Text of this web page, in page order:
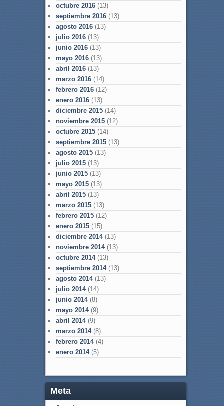
octubre 2016(13)
septiembre 2016(13)
agosto 2016(13)
julio 2016(13)
junio 2016(13)
mayo 2016(13)
abril 2016(13)
marzo 2016(14)
febrero 2016(12)
enero 2016(13)
diciembre 2015(14)
noviembre 2015(12)
octubre 2015(14)
septiembre 2015(13)
agosto 2015(13)
julio 2015(13)
junio 2015(13)
mayo 2015(13)
abril 2015(13)
marzo 2015(13)
febrero 2015(12)
enero 2015(15)
diciembre 2014(13)
noviembre 2014(13)
octubre 2014(13)
septiembre 2014(13)
agosto 2014(13)
julio 2014(14)
junio 2014(8)
mayo 2014(9)
abril 2014(9)
marzo 2014(8)
febrero 2014(4)
enero 2014(5)
Meta